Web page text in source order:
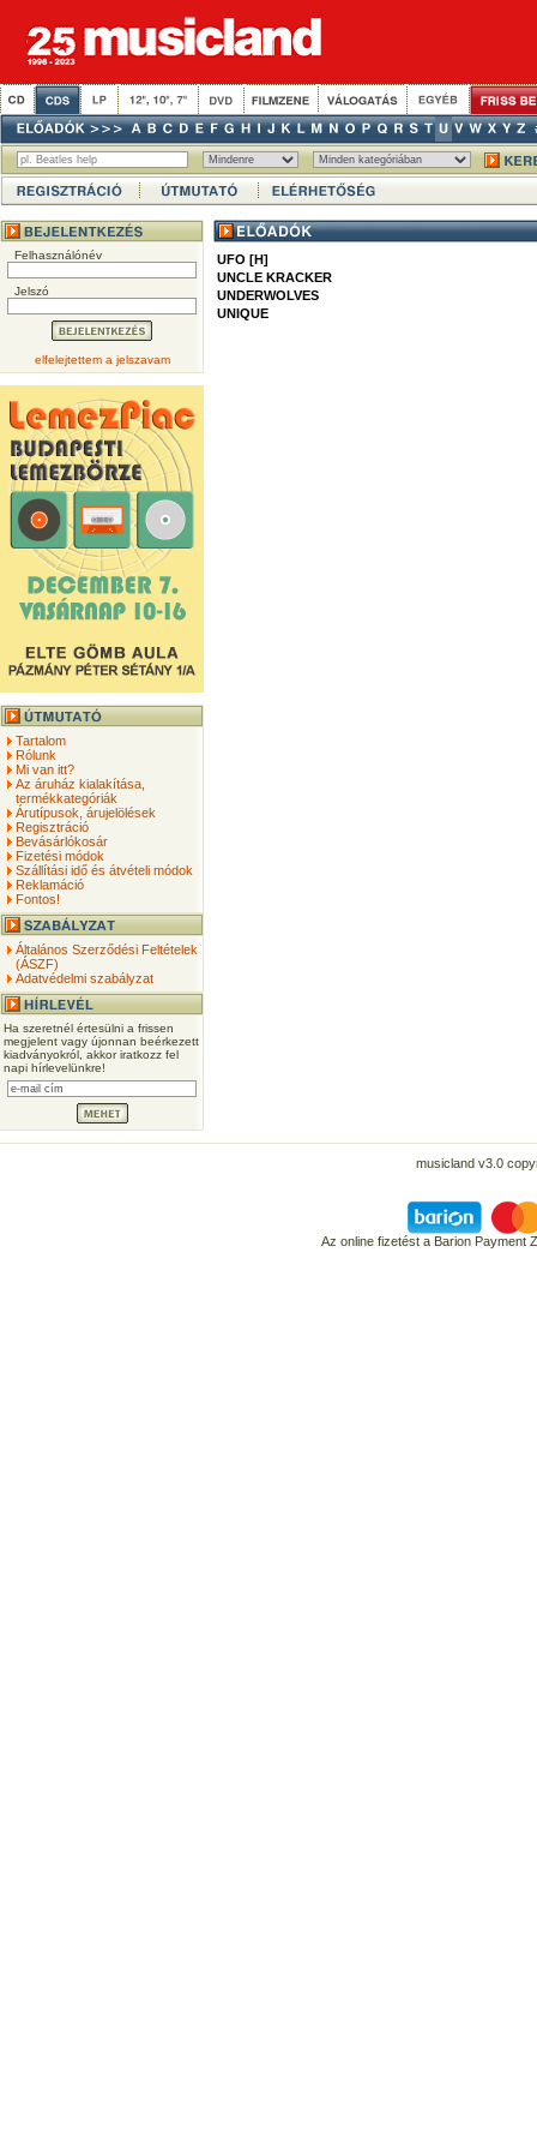
Felhasználónév
Jelszó
elfelejtettem a jelszavam
Tartalom
Rólunk
Mi van itt?
Az áruház kialakítása,
termékkategóriák
Árutípusok, árujelölések
Regisztráció
Bevásárlókosár
Fizetési módok
Szállítási idő és átvételi módok
Reklamáció
Fontos!
Általános Szerződési Feltételek
(ÁSZF)
Adatvédelmi szabályzat
Ha szeretnél értesülni a frissen
megjelent vagy újonnan beérkezett
kiadványokról, akkor iratkozz fel
napi hírlevelünkre!
UFO [H]
UNCLE KRACKER
UNDERWOLVES
UNIQUE
musicland v3.0
Az online fizetést a Barion Payment